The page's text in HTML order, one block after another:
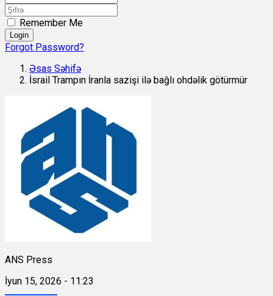
Remember Me
Login
Forgot Password?
Əsas Səhifə
İsrail Trampın İranla sazişi ilə bağlı ohdəlik götürmür
ANS Press
İyun 15, 2026 - 11:23